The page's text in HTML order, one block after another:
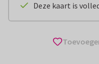
Deze kaart is